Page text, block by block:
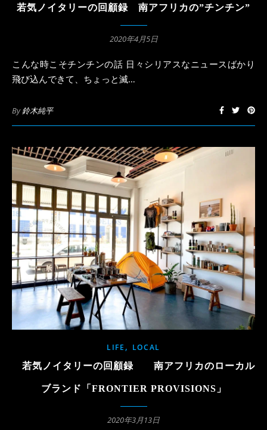
若気ノイタリーの回顧録 南アフリカの”チンチン”
2020年4月5日
こんな時こそチンチンの話 日々シリアスなニュースばかり
飛び込んできて、ちょっと滅…
By鈴木純平
LIFE , LOCAL
若気ノイタリーの回顧録 南アフリカのローカル
ブランド「FRONTIER PROVISIONS」
2020年3月13日